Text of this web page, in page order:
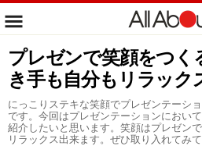
プレゼンで笑顔をつ
き手も自分もリラック
にっこりステキな笑顔でプレゼンテーシ
です。今回はプレゼンテーションにおい
紹介したいと思います。笑顔はプレゼン
リラックス出来ます。ぜひ取り入れてみて